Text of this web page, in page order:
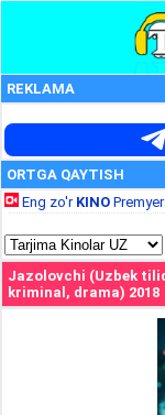
REKLAMA
ORTGA QAYTISH
Eng zo'r KINO
Jazolovchi (Uzbek
kriminal, drama) 2018